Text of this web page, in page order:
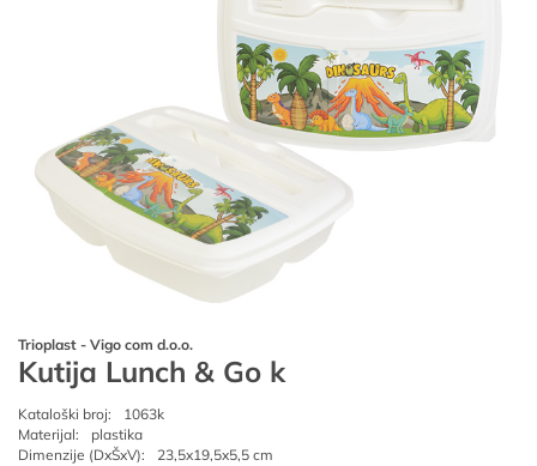
Trioplast - Vigo com d.o.o.
Kutija Lunch & Go k
Kataloški broj:
1063k
Materijal:
plastika
Dimenzije (DxŠxV):
23,5x19,5x5,5 cm